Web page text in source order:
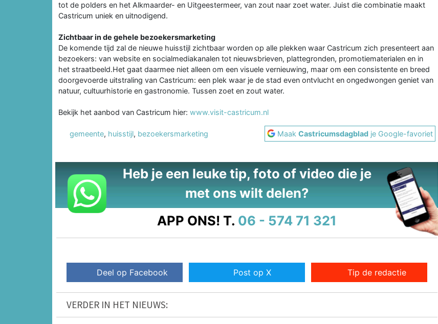
tot de polders en het Alkmaarder- en Uitgeestermeer, van zout naar zoet water. Juist die combinatie maakt
Castricum uniek en uitnodigend.
Zichtbaar in de gehele bezoekersmarketing
De komende tijd zal de nieuwe huisstijl zichtbaar worden op alle plekken waar Castricum zich presenteert aan
bezoekers: van website en socialmediakanalen tot nieuwsbrieven, plattegronden, promotiematerialen en in
het straatbeeld.Het gaat daarmee niet alleen om een visuele vernieuwing, maar om een consistente en breed
doorgevoerde uitstraling van Castricum: een plek waar je de stad even ontvlucht en ongedwongen geniet van
natuur, cultuurhistorie en gastronomie. Tussen zoet en zout water.
Bekijk het aanbod van Castricum hier: www.visit-castricum.nl
gemeente, huisstijl, bezoekersmarketing MaakCastricumsdagblad je Google-favoriet
Heb je een leuke tip, foto of video die je
met ons wilt delen?
APP ONS! T. 06 - 574 71 321
Deel op Facebook Post op X Tip de redactie
VERDER IN HET NIEUWS: